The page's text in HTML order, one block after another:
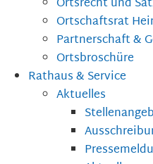
Ortschaftsrat
Partnerschaft &
Ortsbroschüre
Rathaus & Service
Aktuelles